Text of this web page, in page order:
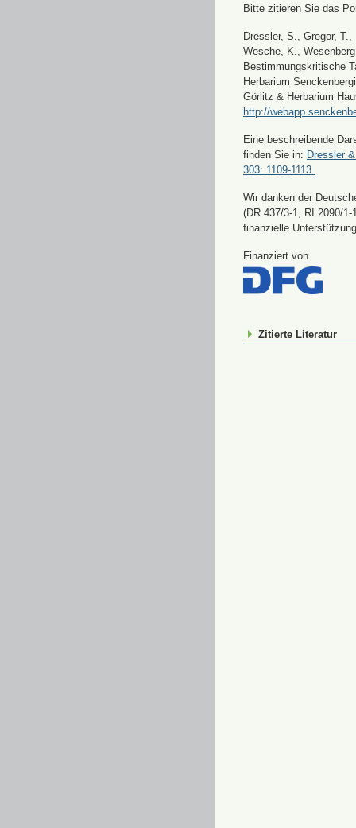
Bitte zitieren Sie das
Dressler, S., Gregor,
Wesche, K.,
Bestimmungskritische
Herbarium
Görlitz & Herbarium
http://
Eine beschreibende
finden Sie in: Dressler
303: 1109-1113.
Wir danken der
(DR 437/3-1, RI 2090/
finanzielle
Finanziert von
Zitierte Literatur